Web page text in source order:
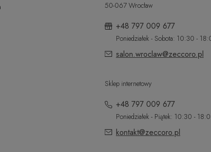
50-067 Wrocław
+48 797 009 677
Poniedziałek - Sobota: 10:30 -
salon.wroclaw@zeccoro.pl
Sklep internetowy
+48 797 009 677
Poniedziałek - Piątek: 10:30 -
kontakt@zeccoro.pl